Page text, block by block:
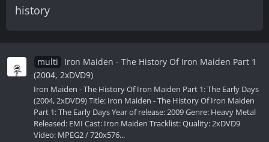
history
multi
Iron Maiden - The History Of Iron Maiden Part 1
(2004, 2xDVD9)
Iron Maiden - The History Of Iron Maiden Part 1: The Early Days
(2004, 2xDVD9) Title: Iron Maiden - The History Of Iron Maiden
Part 1: The Early Days Year of release: 2009 Genre: Heavy Metal
Released: EMI Cast: Iron Maiden Tracklist: Quality: 2xDVD9
Video: MPEG2 / 720x576...